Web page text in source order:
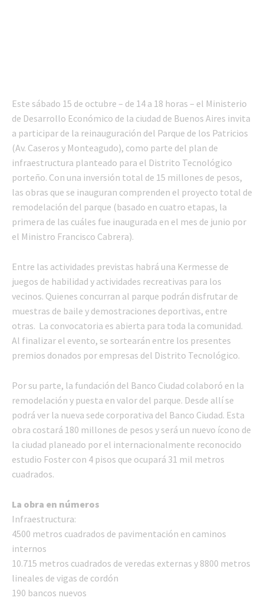
Este sábado 15 de octubre – de 14 a 18 horas – el Ministerio
de Desarrollo Económico de la ciudad de Buenos Aires invita
a participar de la reinauguración del Parque de los Patricios
(Av. Caseros y Monteagudo), como parte del plan de
infraestructura planteado para el Distrito Tecnológico
porteño. Con una inversión total de 15 millones de pesos,
las obras que se inauguran comprenden el proyecto total de
remodelación del parque (basado en cuatro etapas, la
primera de las cuáles fue inaugurada en el mes de junio por
el Ministro Francisco Cabrera).
Entre las actividades previstas habrá una Kermesse de
juegos de habilidad y actividades recreativas para los
vecinos. Quienes concurran al parque podrán disfrutar de
muestras de baile y demostraciones deportivas, entre
otras. La convocatoria es abierta para toda la comunidad.
Al finalizar el evento, se sortearán entre los presentes
premios donados por empresas del Distrito Tecnológico.
Por su parte, la fundación del Banco Ciudad colaboró en la
remodelación y puesta en valor del parque. Desde allí se
podrá ver la nueva sede corporativa del Banco Ciudad. Esta
obra costará 180 millones de pesos y será un nuevo ícono de
la ciudad planeado por el internacionalmente reconocido
estudio Foster con 4 pisos que ocupará 31 mil metros
cuadrados.
La obra en números
Infraestructura:
4500 metros cuadrados de pavimentación en caminos
internos
10.715 metros cuadrados de veredas externas y 8800 metros
lineales de vigas de cordón
190 bancos nuevos